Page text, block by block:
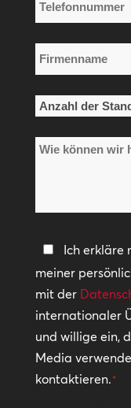
*
Firmenname
*
Anzahl
Standorte
Wie
helfen?
*
Ich erkläre
meiner
mit der
internationaler
und willige ein,
Media
kontaktieren.*